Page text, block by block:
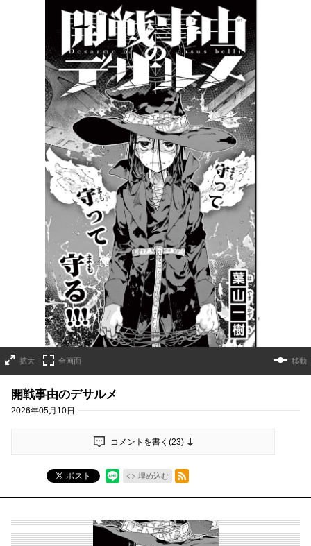
拡大 全画面 移動
開戦事由のデサルメ
2026年05月10日
コメントを書く(23)
ポスト 埋め込む
RSSフィード